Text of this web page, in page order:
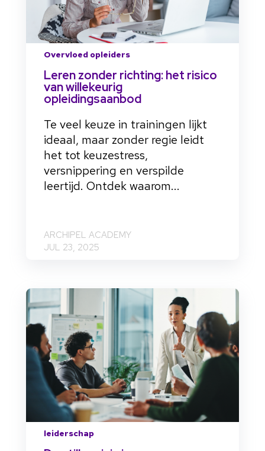
Overvloed opleiders
Leren zonder richting: het risico
van willekeurig
opleidingsaanbod
Te veel keuze in trainingen lijkt
ideaal, maar zonder regie leidt
het tot keuzestress,
versnippering en verspilde
leertijd. Ontdek waarom...
ARCHIPEL ACADEMY
JUL 23, 2025
leiderschap